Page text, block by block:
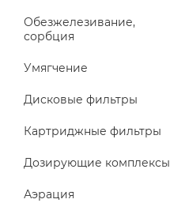
Обезжелезивание,
сорбция
Умягчение
Дисковые фильтры
Картриджные фильтры
Дозирующие комплексы
Аэрация